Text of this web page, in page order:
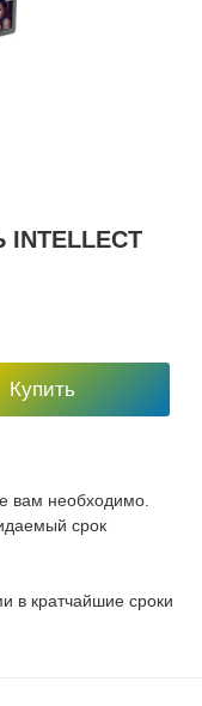
Купить
вам необходимо.
срок
в кратчайшие сроки